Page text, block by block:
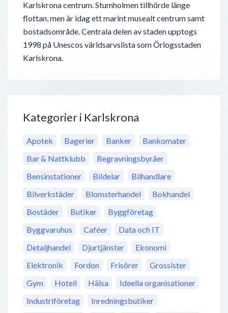
Karlskrona centrum. Stumholmen tillhörde länge
flottan, men är idag ett marint musealt centrum samt
bostadsområde. Centrala delen av staden upptogs
1998 på Unescos världsarvslista som Örlogsstaden
Karlskrona.
Kategorier i Karlskrona
Apotek Bagerier Banker
Bankomater
Bar & Nattklubb
Begravningsbyråer
Bensinstationer
Bildelar
Bilhandlare
Bilverkstäder
Blomsterhandel
Bokhandel
Bostäder
Butiker
Byggföretag
Byggvaruhus
Caféer
Data och IT
Detaljhandel
Djurtjänster
Ekonomi
Elektronik
Fordon Frisörer
Grossister
Gym
Hotell Hälsa
Ideella organisationer
Industriföretag
Inredningsbutiker